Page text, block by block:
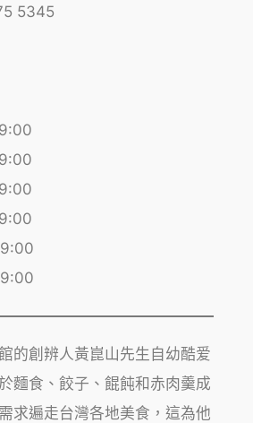
5345
的創辨人黃崑山先生自幼酷爱
麵食、餃子、餛飩和赤肉羹成
求遍走台灣各地美食，這為他